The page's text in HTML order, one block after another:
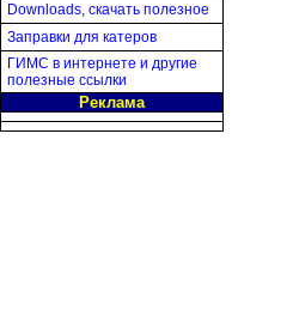
Downloads, скачать полезное
Заправки для катеров
ГИМС в интернете и другие
полезные ссылки
Реклама